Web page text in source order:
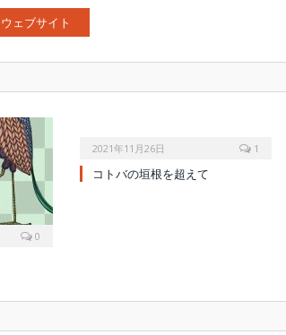
ウェブサイト
0
2021年11月26日 1
コトバの垣根を超えて